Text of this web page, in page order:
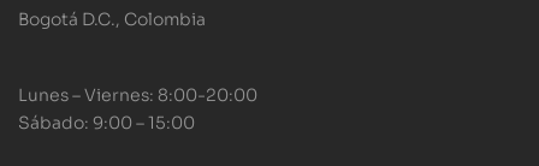
Bogotá D.C., Colombia
Lunes – Viernes: 8:00-20:00
Sábado: 9:00 – 15:00